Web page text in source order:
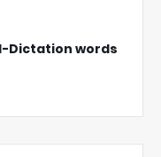
Dictation words